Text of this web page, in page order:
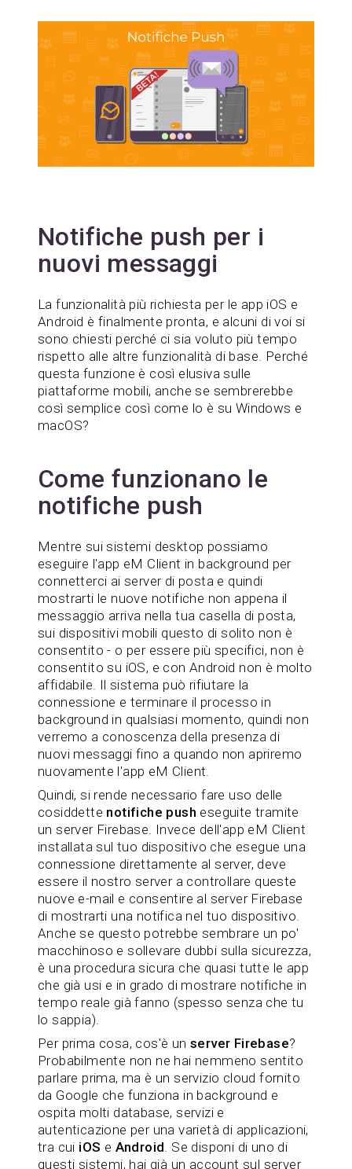
Notifiche push per i
nuovi messaggi
La funzionalità più richiesta per le app iOS e
Android è finalmente pronta, e alcuni di voi si
sono chiesti perché ci sia voluto più tempo
rispetto alle altre funzionalità di base. Perché
questa funzione è così elusiva sulle
piattaforme mobili, anche se sembrerebbe
così semplice così come lo è su Windows e
macOS?
Come funzionano le
notifiche push
Mentre sui sistemi desktop possiamo
eseguire l'app eM Client in background per
connetterci ai server di posta e quindi
mostrarti le nuove notifiche non appena il
messaggio arriva nella tua casella di posta,
sui dispositivi mobili questo di solito non è
consentito - o per essere più specifici, non è
consentito su iOS, e con Android non è molto
affidabile. Il sistema può rifiutare la
connessione e terminare il processo in
background in qualsiasi momento, quindi non
verremo a conoscenza della presenza di
nuovi messaggi fino a quando non apriremo
nuovamente l'app eM Client.
Quindi, si rende necessario fare uso delle
cosiddette notifiche push eseguite tramite
un server Firebase. Invece dell'app eM Client
installata sul tuo dispositivo che esegue una
connessione direttamente al server, deve
essere il nostro server a controllare queste
nuove e-mail e consentire al server Firebase
di mostrarti una notifica nel tuo dispositivo.
Anche se questo potrebbe sembrare un po'
macchinoso e sollevare dubbi sulla sicurezza,
è una procedura sicura che quasi tutte le app
che già usi e in grado di mostrare notifiche in
tempo reale già fanno (spesso senza che tu
lo sappia).
Per prima cosa, cos'è un server Firebase?
Probabilmente non ne hai nemmeno sentito
parlare prima, ma è un servizio cloud fornito
da Google che funziona in background e
ospita molti database, servizi e
autenticazione per una varietà di applicazioni,
tra cui iOS e Android . Se disponi di uno di
questi sistemi, hai già un account sul server